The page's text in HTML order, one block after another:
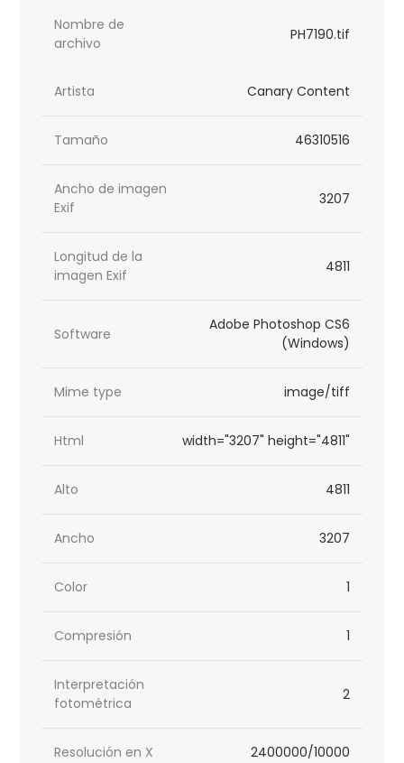
Nombre de
archivo
PH7190.tif
Artista Canary Content
Tamaño 46310516
Ancho de imagen
Exif
3207
Longitud de la
imagen Exif
4811
Software
Adobe Photoshop CS6
(Windows)
Mime type image/tiff
Html width="3207" height="4811"
Alto 4811
Ancho 3207
Color 1
Compresión 1
Interpretación
fotométrica
2
Resolución en X 2400000/10000